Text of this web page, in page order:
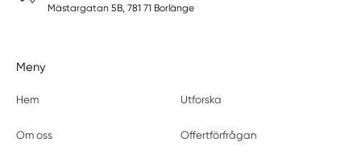
Mästargatan 5B, 781 71 Borlänge
Meny
Hem Utforska
Om oss Offertförfrågan